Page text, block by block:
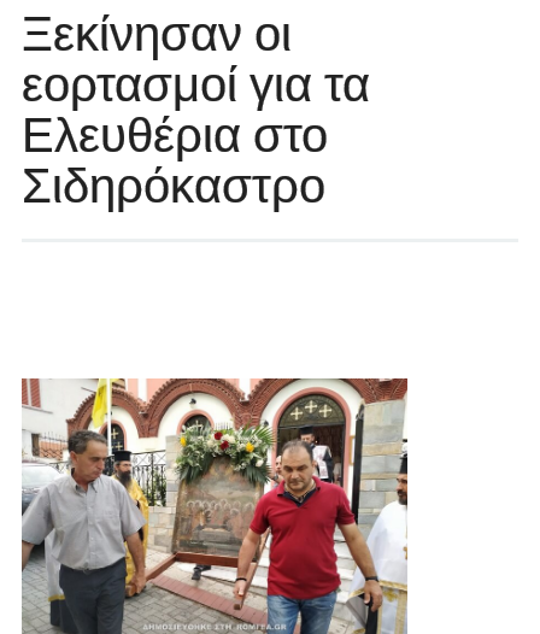
Ξεκίνησαν οι
εορτασμοί για τα
Ελευθέρια στο
Σιδηρόκαστρο